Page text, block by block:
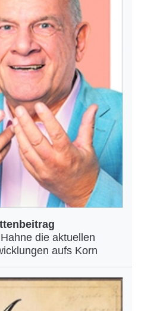
die aktuellen
aufs Korn